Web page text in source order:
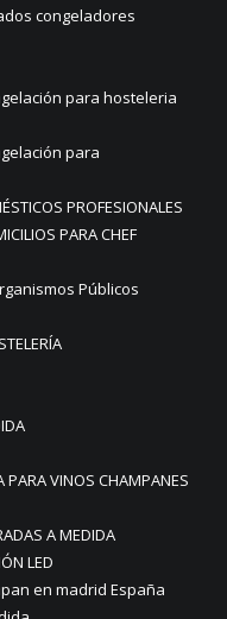
congeladores
para hosteleria
para
PROFESIONALES
PARA CHEF
Públicos
PARA VINOS CHAMPANES
A MEDIDA
LED
en madrid España